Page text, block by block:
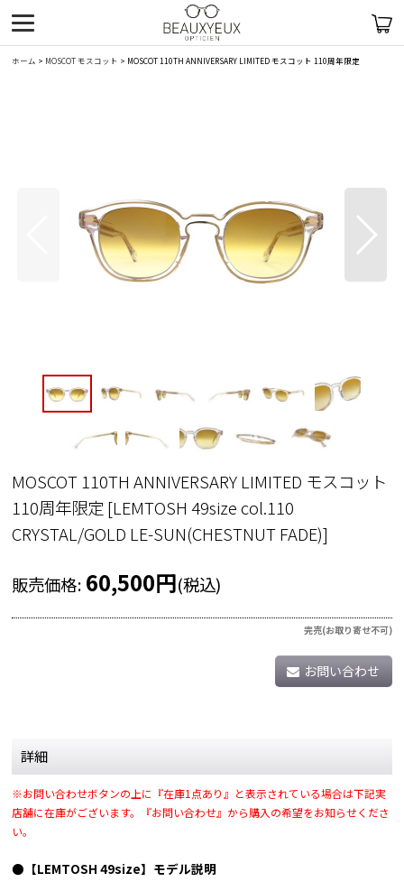
ホーム > MOSCOT モスコット > MOSCOT 110TH ANNIVERSARY LIMITED モスコット 110周年限定
MOSCOT 110TH ANNIVERSARY LIMITED モスコット
110周年限定 [LEMTOSH 49size col.110
CRYSTAL/GOLD LE-SUN(CHESTNUT FADE)]
販売価格: 60,500円(税込)
完売(お取り寄せ不可)
お問い合わせ
詳細
※お問い合わせボタンの上に『在庫1点あり』と表示されている場合は下記実
店舗に在庫がございます。『お問い合わせ』から購入の希望をお知らせくださ
い。
●【LEMTOSH 49size】モデル説明